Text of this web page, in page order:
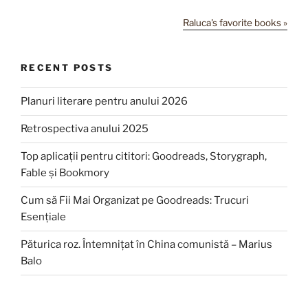
Raluca's favorite books »
RECENT POSTS
Planuri literare pentru anului 2026
Retrospectiva anului 2025
Top aplicații pentru cititori: Goodreads, Storygraph,
Fable și Bookmory
Cum să Fii Mai Organizat pe Goodreads: Trucuri
Esențiale
Păturica roz. Întemnițat în China comunistă – Marius
Balo